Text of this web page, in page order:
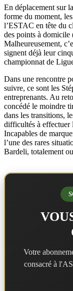
En déplacement sur
forme du moment,
l’ESTAC en tête du
des points à domicile
Malheureusement,
signent déjà leur
championnat de
Dans une rencontre
suivre, ce sont les
entreprenants. Au
concédé le moindre
dans les transitions,
difficultés à effectuer
Incapables de
l’une des rares
Bardeli, totalement
Votre
consacré à